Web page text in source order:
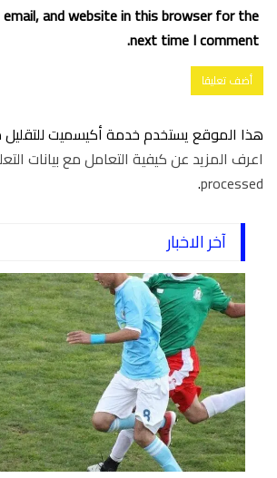
and website in this browser for the
next time I comment.
هذا الموقع يستخدم خدمة أكيسميت للتقليل
اعرف المزيد عن كيفية التعامل مع بيانات
processed
.
آخر الاخبار